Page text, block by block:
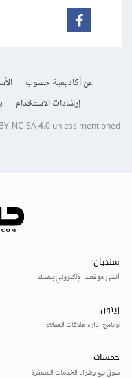
عن أكاديمية حسوب
إرشادات الاستخدام
NC-SA 4.0unless mentioned